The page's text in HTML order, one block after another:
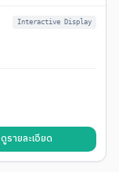
Interactive Display
ดูรายละเอียด